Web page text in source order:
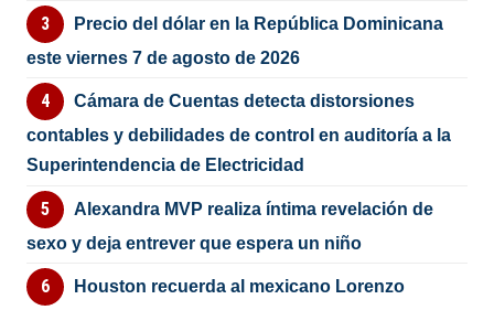
Precio del dólar en la República Dominicana
este viernes 7 de agosto de 2026
Cámara de Cuentas detecta distorsiones
contables y debilidades de control en auditoría a la
Superintendencia de Electricidad
Alexandra MVP realiza íntima revelación de
sexo y deja entrever que espera un niño
Houston recuerda al mexicano Lorenzo